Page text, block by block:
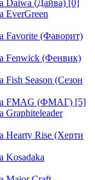
Daiwa (Дайва) [0]
EverGreen
Favorite (Фаворит)
Fenwick (Фенвик)
Season (Сезон
FMAG (ФМАГ) [5]
Rise (Херти
Kosadaka